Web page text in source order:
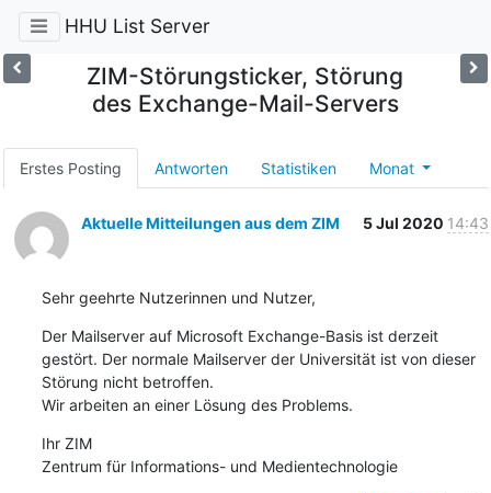
HHU List Server
ZIM-Störungsticker, Störung
des Exchange-Mail-Servers
Erstes Posting Antworten Statistiken Monat
Aktuelle Mitteilungen aus dem ZIM 5 Jul 2020 14:43
Sehr geehrte Nutzerinnen und Nutzer,
Der Mailserver auf Microsoft Exchange-Basis ist derzeit
gestört. Der normale Mailserver der Universität ist von dieser
Störung nicht betroffen.
Wir arbeiten an einer Lösung des Problems.
Ihr ZIM
Zentrum für Informations- und Medientechnologie